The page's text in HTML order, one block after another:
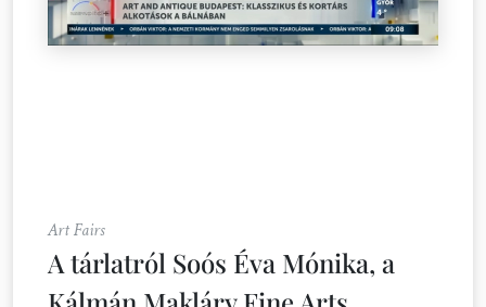
Art Fairs
A tárlatról Soós Éva Mónika, a